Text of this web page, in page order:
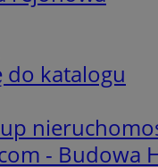
katalogu
- Budowa